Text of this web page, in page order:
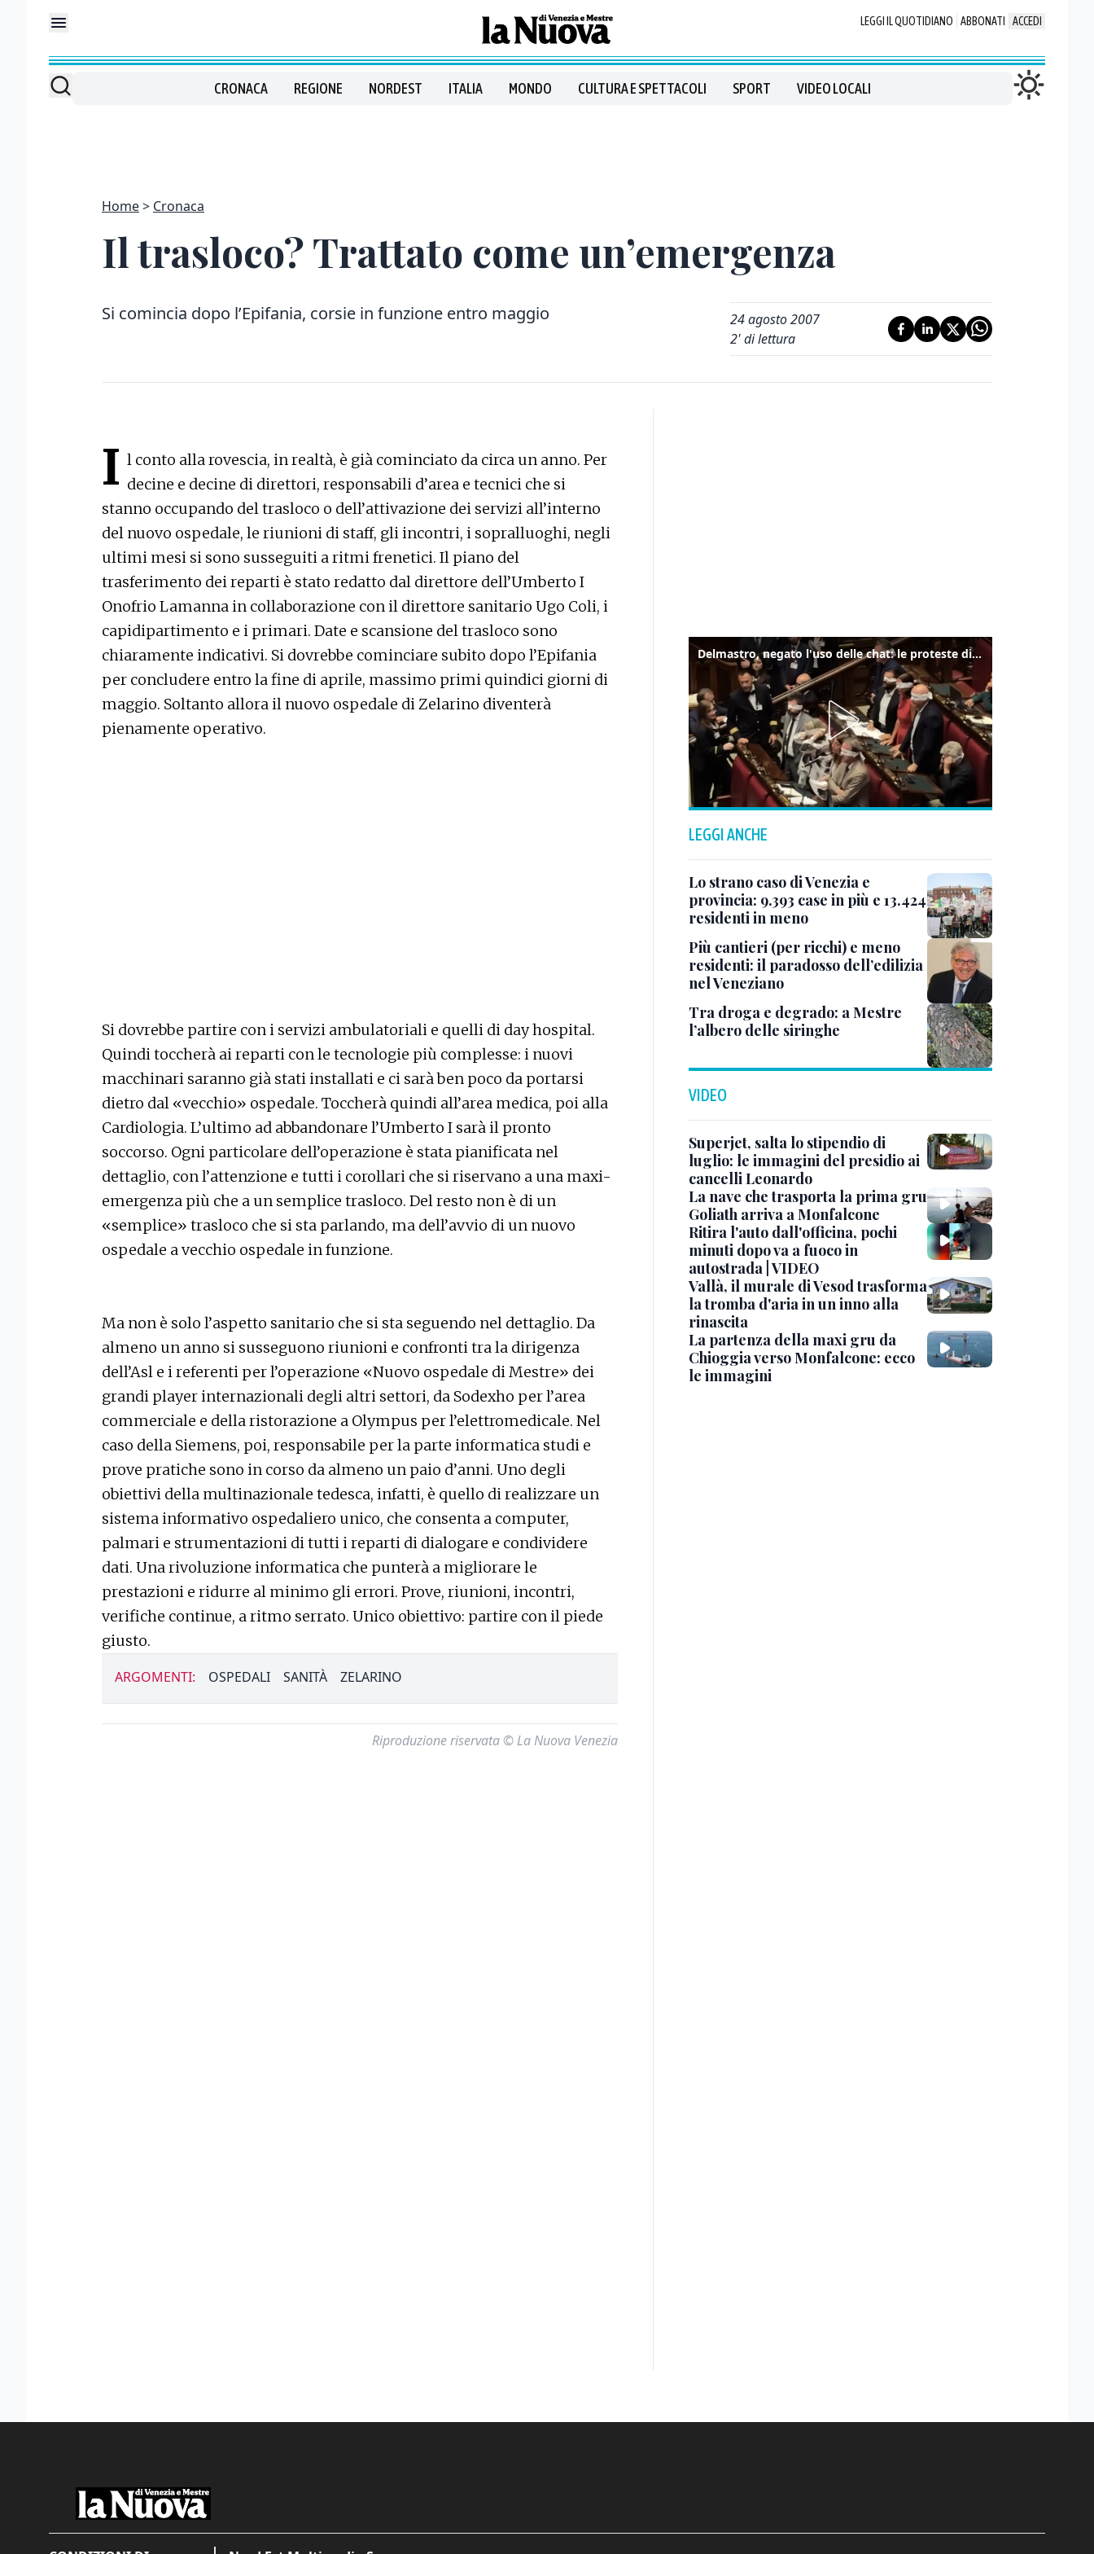
LEGGI IL QUOTIDIANO ABBONATI ACCEDI
CRONACA REGIONE NORDEST ITALIA MONDO CULTURA E SPETTACOLI SPORT VIDEO LOCALI
Home Cronaca
Il trasloco? Trattato come un’emergenza
Si comincia dopo l’Epifania, corsie in funzione entro maggio
24 agosto 2007
2' di lettura
I l conto alla rovescia, in realtà, è già cominciato da circa un anno. Per
decine e decine di direttori, responsabili d’area e tecnici che si
stanno occupando del trasloco o dell’attivazione dei servizi all’interno
del nuovo ospedale, le riunioni di staff, gli incontri, i sopralluoghi, negli
ultimi mesi si sono susseguiti a ritmi frenetici. Il piano del
trasferimento dei reparti è stato redatto dal direttore dell’Umberto I
Onofrio Lamanna in collaborazione con il direttore sanitario Ugo Coli, i
capidipartimento e i primari. Date e scansione del trasloco sono
chiaramente indicativi. Si dovrebbe cominciare subito dopo l’Epifania
per concludere entro la fine di aprile, massimo primi quindici giorni di
maggio. Soltanto allora il nuovo ospedale di Zelarino diventerà
pienamente operativo.
Si dovrebbe partire con i servizi ambulatoriali e quelli di day hospital.
Quindi toccherà ai reparti con le tecnologie più complesse: i nuovi
macchinari saranno già stati installati e ci sarà ben poco da portarsi
dietro dal «vecchio» ospedale. Toccherà quindi all’area medica, poi alla
Cardiologia. L’ultimo ad abbandonare l’Umberto I sarà il pronto
soccorso. Ogni particolare dell’operazione è stata pianificata nel
dettaglio, con l’attenzione e tutti i corollari che si riservano a una maxi-
emergenza più che a un semplice trasloco. Del resto non è di un
«semplice» trasloco che si sta parlando, ma dell’avvio di un nuovo
ospedale a vecchio ospedale in funzione.
Ma non è solo l’aspetto sanitario che si sta seguendo nel dettaglio. Da
almeno un anno si susseguono riunioni e confronti tra la dirigenza
dell’Asl e i referenti per l’operazione «Nuovo ospedale di Mestre» dei
grandi player internazionali degli altri settori, da Sodexho per l’area
commerciale e della ristorazione a Olympus per l’elettromedicale. Nel
caso della Siemens, poi, responsabile per la parte informatica studi e
prove pratiche sono in corso da almeno un paio d’anni. Uno degli
obiettivi della multinazionale tedesca, infatti, è quello di realizzare un
sistema informativo ospedaliero unico, che consenta a computer,
palmari e strumentazioni di tutti i reparti di dialogare e condividere
dati. Una rivoluzione informatica che punterà a migliorare le
prestazioni e ridurre al minimo gli errori. Prove, riunioni, incontri,
verifiche continue, a ritmo serrato. Unico obiettivo: partire con il piede
giusto.
ARGOMENTI: OSPEDALI SANITÀ ZELARINO
Riproduzione riservata © La Nuova Venezia
Delmastro, negato l'uso delle chat: le proteste di Avs e M5s
LEGGI ANCHE
Lo strano caso di Venezia e
provincia: 9.393 case in più e 13.424
residenti in meno
Più cantieri (per ricchi) e meno
residenti: il paradosso dell’edilizia
nel Veneziano
Tra droga e degrado: a Mestre
l’albero delle siringhe
VIDEO
Superjet, salta lo stipendio di
luglio: le immagini del presidio ai
cancelli Leonardo
La nave che trasporta la prima gru
Goliath arriva a Monfalcone
Ritira l'auto dall'officina, pochi
minuti dopo va a fuoco in
autostrada | VIDEO
Vallà, il murale di Vesod trasforma
la tromba d'aria in un inno alla
rinascita
La partenza della maxi gru da
Chioggia verso Monfalcone: ecco
le immagini